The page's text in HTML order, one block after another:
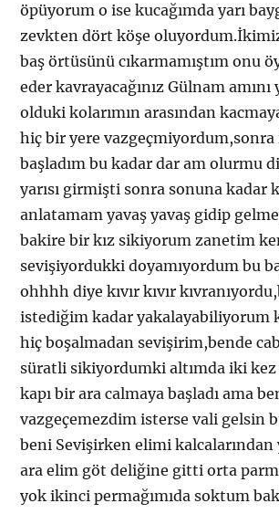
öpüyorum o ise kucağımda yarı
zevkten dört köşe
baş örtüsünü cıkarmamıştım onu
eder kavrayacağınız Gülnam
olduki kolarımın arasından
hiç bir yere vazgeçmiyordum,sonra
başladım bu kadar dar am olurmu
yarısı girmişti sonra sonuna
anlatamam yavaş yavaş gidip
bakire bir kız sikiyorum zanetim
sevişiyordukki doyamıyordum bu
ohhhh diye kıvır kıvır
istediğim kadar yakalayabiliyorum
hiç boşalmadan sevişirim,bende
süratli sikiyordumki altımda iki kez
kapı bir ara calmaya başladı ama
vazgeçemezdim isterse vali gelsin
beni Sevişirken elimi
ara elim göt deliğine gitti orta
yok ikinci permağımıda soktum